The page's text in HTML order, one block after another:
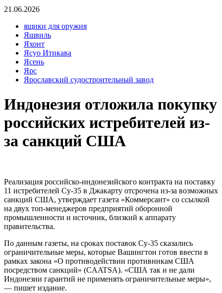
21.06.2026
ящики для оружия
Яшвиль
Яхонт
Ясуо Итикава
Ясень
Ярс
Ярославский судостроительный завод
Индонезия отложила покупку
российских истребителей из-
за санкций США‍
Реализация российско-индонезийского контракта на поставку
11 истребителей Су-35 в Джакарту отсрочена из-за возможных
санкций США, утверждает газета «Коммерсант» со ссылкой
на двух топ-менеджеров предприятий оборонной
промышленности и источник, близкий к аппарату
правительства.
По данным газеты, на сроках поставок Су-35 сказались
ограничительные меры, которые Вашингтон готов ввести в
рамках закона «О противодействии противникам США
посредством санкций» (CAATSA). «США так и не дали
Индонезии гарантий не применять ограничительные меры»,
— пишет издание.